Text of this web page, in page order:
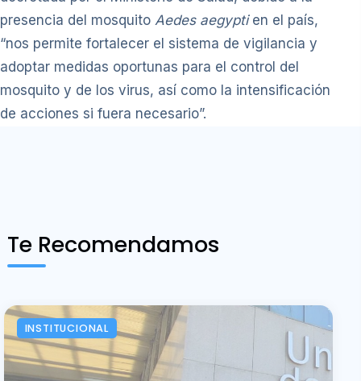
presencia del mosquito Aedes aegyptien el país,
“nos permite fortalecer el sistema de vigilancia y
adoptar medidas oportunas para el control del
mosquito y de los virus, así como la intensificación
de acciones si fuera necesario”.
Te Recomendamos
INSTITUCIONAL